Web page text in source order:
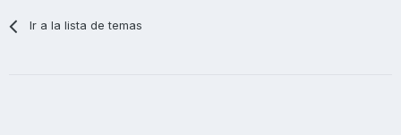
Ir a la lista de temas